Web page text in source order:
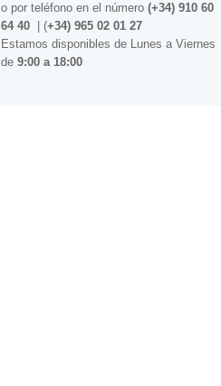
o por teléfono en el número (+34) 910 60
64 40
| (+34) 965 02 01 27
Estamos disponibles de Lunes a Viernes
de 9:00 a 18:00